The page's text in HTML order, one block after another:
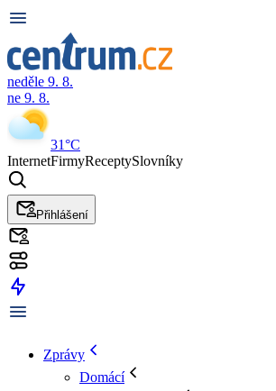
neděle 9. 8.
ne 9. 8.
31°C
InternetFirmyReceptySlovníky
Přihlášení
Zprávy
Domácí